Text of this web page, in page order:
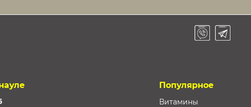
Популярное
Витамины